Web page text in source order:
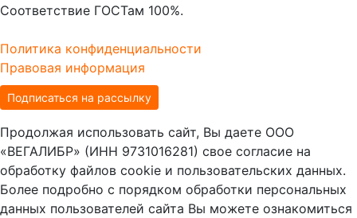
Соответствие ГОСТам 100%.
Политика конфиденциальности
Правовая информация
Подписаться на рассылку
Продолжая использовать сайт, Вы даете ООО
«ВЕГАЛИБР» (ИНН 9731016281) свое согласие на
обработку файлов cookie и пользовательских данных.
Более подробно с порядком обработки персональных
данных пользователей сайта Вы можете ознакомиться